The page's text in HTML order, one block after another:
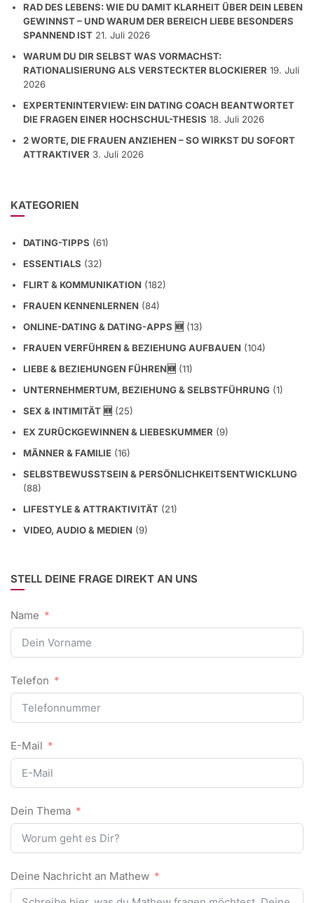
RAD DES LEBENS: WIE DU DAMIT KLARHEIT ÜBER DEIN LEBEN
GEWINNST – UND WARUM DER BEREICH LIEBE BESONDERS
SPANNEND IST 21. Juli 2026
WARUM DU DIR SELBST WAS VORMACHST:
RATIONALISIERUNG ALS VERSTECKTER BLOCKIERER 19. Juli
2026
EXPERTENINTERVIEW: EIN DATING COACH BEANTWORTET
DIE FRAGEN EINER HOCHSCHUL-THESIS 18. Juli 2026
2 WORTE, DIE FRAUEN ANZIEHEN – SO WIRKST DU SOFORT
ATTRAKTIVER 3. Juli 2026
KATEGORIEN
DATING-TIPPS (61)
ESSENTIALS (32)
FLIRT & KOMMUNIKATION (182)
FRAUEN KENNENLERNEN (84)
ONLINE-DATING & DATING-APPS 🆕 (13)
FRAUEN VERFÜHREN & BEZIEHUNG AUFBAUEN (104)
LIEBE & BEZIEHUNGEN FÜHREN🆕 (11)
UNTERNEHMERTUM, BEZIEHUNG & SELBSTFÜHRUNG (1)
SEX & INTIMITÄT 🆕 (25)
EX ZURÜCKGEWINNEN & LIEBESKUMMER (9)
MÄNNER & FAMILIE (16)
SELBSTBEWUSSTSEIN & PERSÖNLICHKEITSENTWICKLUNG
(88)
LIFESTYLE & ATTRAKTIVITÄT (21)
VIDEO, AUDIO & MEDIEN (9)
STELL DEINE FRAGE DIREKT AN UNS
Name
Telefon
E-Mail
Dein Thema
Deine Nachricht an Mathew